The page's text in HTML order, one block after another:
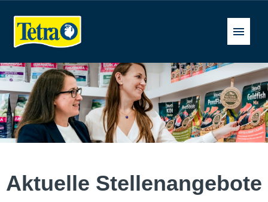
Deutsch
Stellenangebote
Aktuelle Stellenangebote